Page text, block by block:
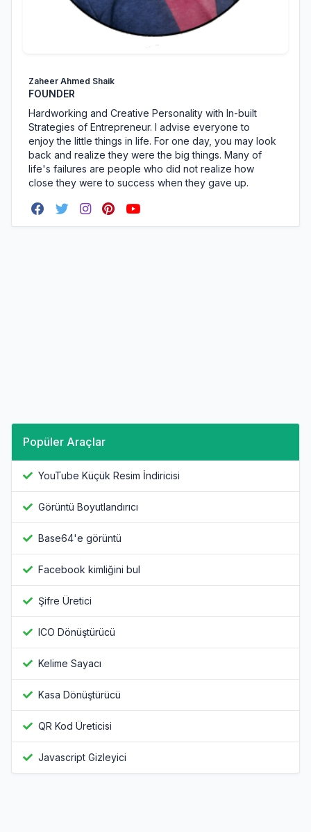
Zaheer Ahmed Shaik
FOUNDER
Hardworking and Creative Personality with In-built
Strategies of Entrepreneur. I advise everyone to
enjoy the little things in life. For one day, you may look
back and realize they were the big things. Many of
life's failures are people who did not realize how
close they were to success when they gave up.
Popüler Araçlar
YouTube Küçük Resim İndiricisi
Görüntü Boyutlandırıcı
Base64'e görüntü
Facebook kimliğini bul
Şifre Üretici
ICO Dönüştürücü
Kelime Sayacı
Kasa Dönüştürücü
QR Kod Üreticisi
Javascript Gizleyici